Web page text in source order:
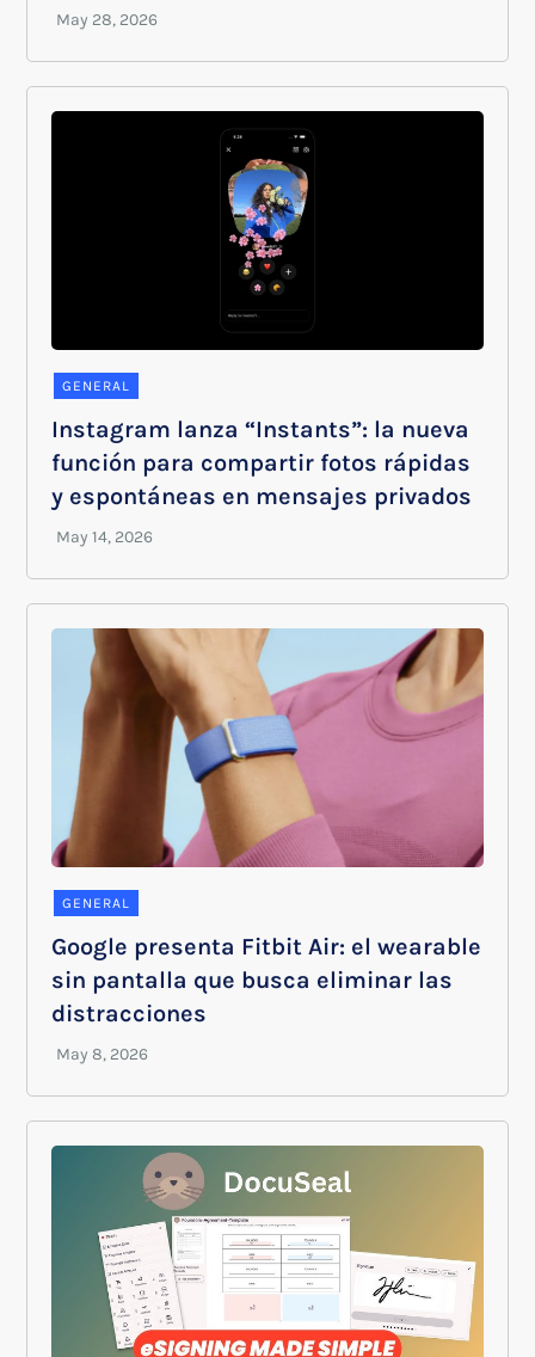
GENERAL
Instagram lanza “Instants”: la nueva
función para compartir fotos rápidas
y espontáneas en mensajes privados
GENERAL
Google presenta Fitbit Air: el wearable
sin pantalla que busca eliminar las
distracciones